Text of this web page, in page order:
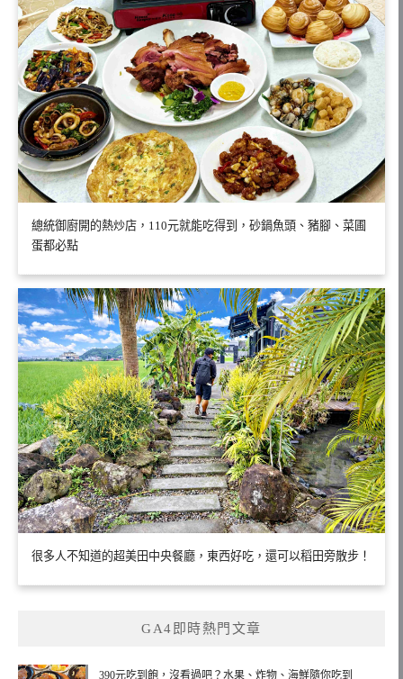
總統御廚開的熱炒店，110元就能吃得到，砂鍋魚頭、豬腳、菜圃
蛋都必點
很多人不知道的超美田中央餐廳，東西好吃，還可以稻田旁散步！
GA4即時熱門文章
390元吃到飽，沒看過吧？水果、炸物、海鮮隨你吃到